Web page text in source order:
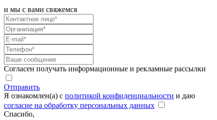
и мы с вами свяжемся
Согласен получать информационные и рекламные рассылки
Отправить
Я ознакомлен(а) с политикой конфиденциальности и даю
согласие на обработку персональных данных
Спасибо,